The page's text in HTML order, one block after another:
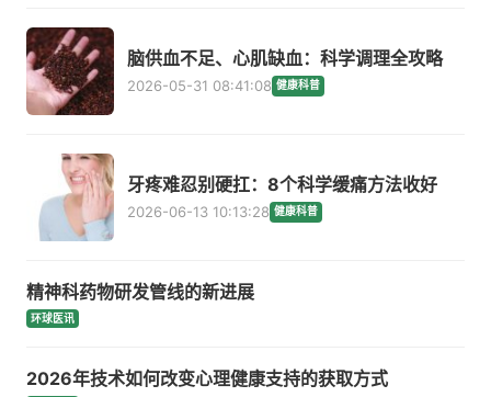
脑供血不足、心肌缺血：科学调理全攻略
2026-05-31 08:41:08 健康科普
牙疼难忍别硬扛：8个科学缓痛方法收好
2026-06-13 10:13:28 健康科普
精神科药物研发管线的新进展
环球医讯
2026年技术如何改变心理健康支持的获取方式